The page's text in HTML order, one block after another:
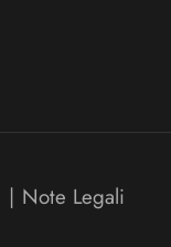
| Note Legali